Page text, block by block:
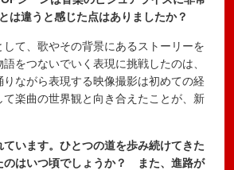
は違うと感じた点はありましたか？
て、歌やその背景にあるストーリーを
をつないでいく表現に挑戦したのは、
ながら表現する映像撮影は初めての経
楽曲の世界観と向き合えたことが、新
います。ひとつの道を歩み続けてきた
はいつ頃でしょうか？ また、進路が